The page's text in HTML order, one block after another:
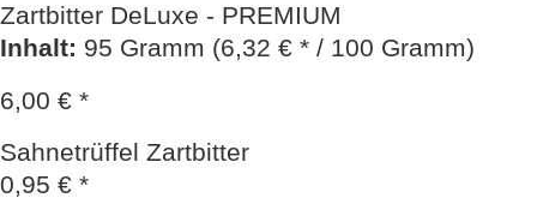
Zartbitter DeLuxe - PREMIUM
Inhalt: 95 Gramm (6,32 € * / 100 Gramm)
6,00 € *
Sahnetrüffel Zartbitter
0,95 € *